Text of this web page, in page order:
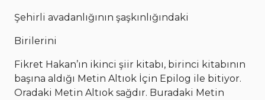
Şehirli avadanlığının şaşkınlığındaki
Birilerini
Fikret Hakan’ın ikinci şiir kitabı, birinci kitabının
başına aldığı Metin Altıok İçin Epilog ile bitiyor.
Oradaki Metin Altıok sağdır. Buradaki Metin